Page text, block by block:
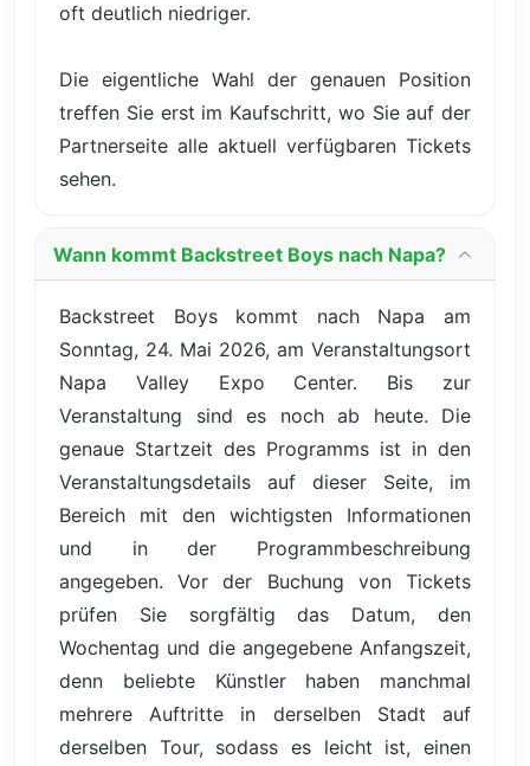
oft deutlich niedriger.
Die eigentliche Wahl der genauen Position
treffen Sie erst im Kaufschritt, wo Sie auf der
Partnerseite alle aktuell verfügbaren Tickets
sehen.
Wann kommt Backstreet Boys nach Napa?
Backstreet Boys kommt nach Napa am
Sonntag, 24. Mai 2026, am Veranstaltungsort
Napa Valley Expo Center. Bis zur
Veranstaltung sind es noch ab heute. Die
genaue Startzeit des Programms ist in den
Veranstaltungsdetails auf dieser Seite, im
Bereich mit den wichtigsten Informationen
und in der Programmbeschreibung
angegeben. Vor der Buchung von Tickets
prüfen Sie sorgfältig das Datum, den
Wochentag und die angegebene Anfangszeit,
denn beliebte Künstler haben manchmal
mehrere Auftritte in derselben Stadt auf
derselben Tour, sodass es leicht ist, einen